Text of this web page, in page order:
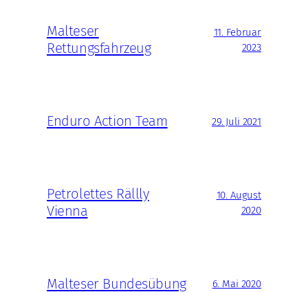
Malteser
Rettungsfahrzeug
11. Februar
2023
Enduro Action Team 29. Juli 2021
Petrolettes Rällly
Vienna
10. August
2020
Malteser Bundesübung 6. Mai 2020